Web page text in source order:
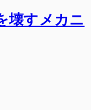
壊すメカニ